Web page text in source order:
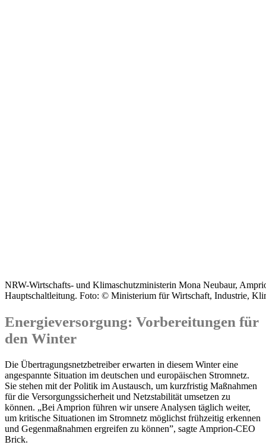
NRW-Wirtschafts- und Klimaschutzministerin Mona Neubaur,
Hauptschaltleitung. Foto: © Ministerium für Wirtschaft, Industrie,
Energieversorgung: Vorbereitungen für
den Winter
Die Übertragungsnetzbetreiber erwarten in diesem Winter eine
angespannte Situation im deutschen und europäischen Stromnetz.
Sie stehen mit der Politik im Austausch, um kurzfristig Maßnahmen
für die Versorgungssicherheit und Netzstabilität umsetzen zu
können. „Bei Amprion führen wir unsere Analysen täglich weiter,
um kritische Situationen im Stromnetz möglichst frühzeitig erkennen
und Gegenmaßnahmen ergreifen zu können”, sagte Amprion-CEO
Brick.